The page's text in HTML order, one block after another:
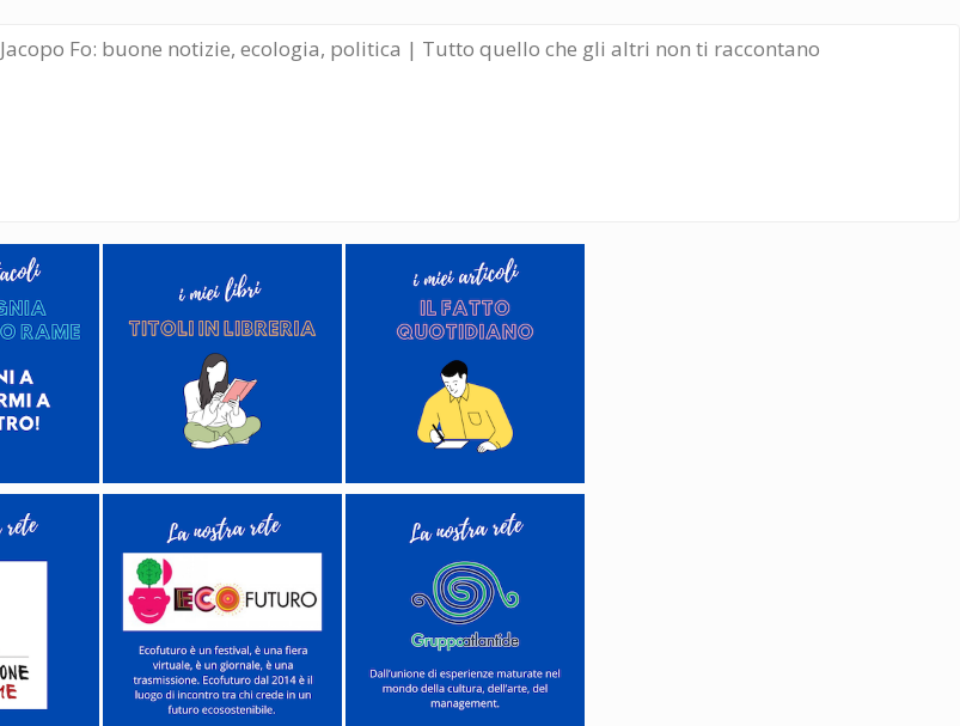
Jacopo Fo: buone notizie, ecologia, politica | Tutto quello che gli altri non ti raccontano